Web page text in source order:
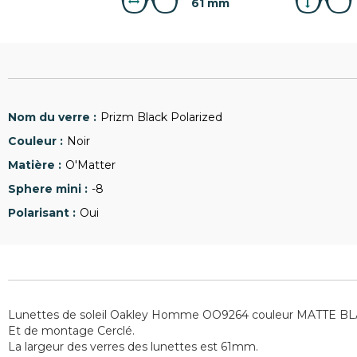
61 mm
Prizm Black Polarized
Noir
O'Matter
-8
Oui
Lunettes de soleil Oakley Homme OO9264 couleur MATTE
Et de montage Cerclé.
La largeur des verres des lunettes est 61mm.